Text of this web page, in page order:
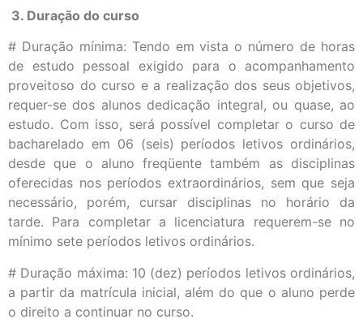
3. Duração do curso
# Duração mínima: Tendo em vista o número de horas
de estudo pessoal exigido para o acompanhamento
proveitoso do curso e a realização dos seus objetivos,
requer-se dos alunos dedicação integral, ou quase, ao
estudo. Com isso, será possível completar o curso de
bacharelado em 06 (seis) períodos letivos ordinários,
desde que o aluno freqüente também as disciplinas
oferecidas nos períodos extraordinários, sem que seja
necessário, porém, cursar disciplinas no horário da
tarde. Para completar a licenciatura requerem-se no
mínimo sete períodos letivos ordinários.
# Duração máxima: 10 (dez) períodos letivos ordinários,
a partir da matrícula inicial, além do que o aluno perde
o direito a continuar no curso.